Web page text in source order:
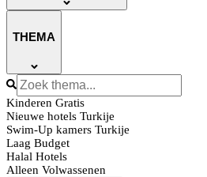
THEMA
Kinderen Gratis
Nieuwe hotels Turkije
Swim-Up kamers Turkije
Laag Budget
Halal Hotels
Alleen Volwassenen